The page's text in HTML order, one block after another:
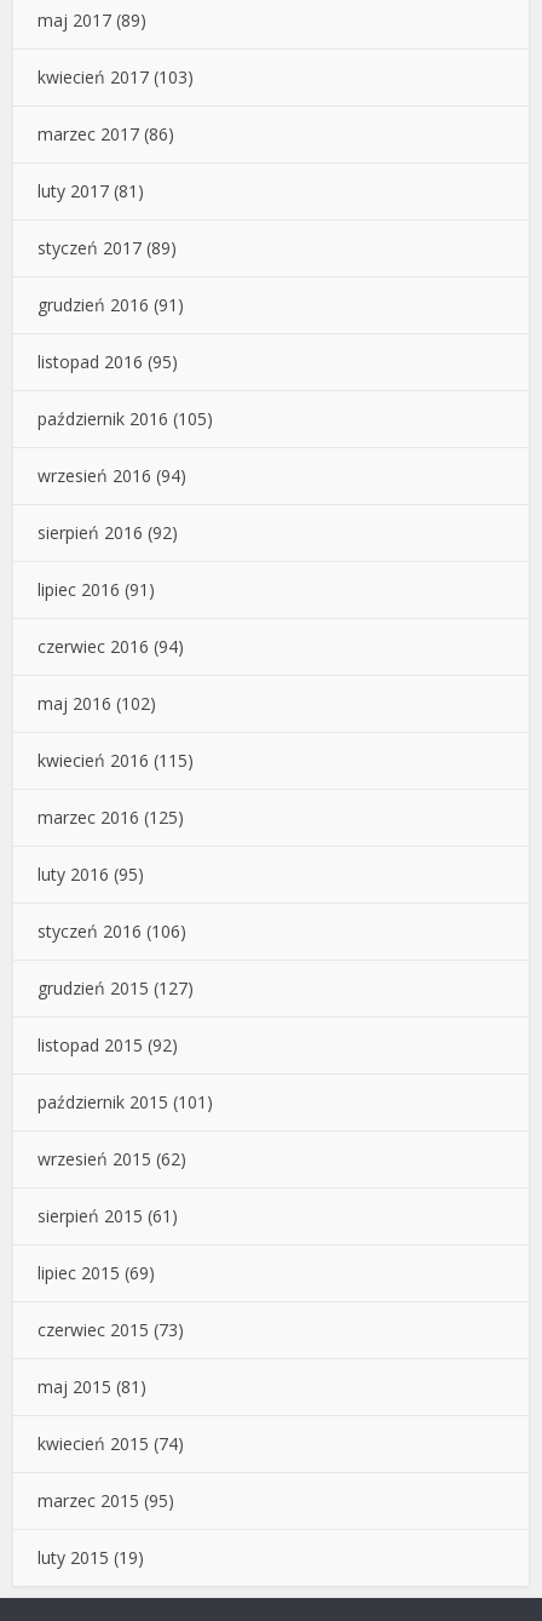
maj 2017 (89)
kwiecień 2017 (103)
marzec 2017 (86)
luty 2017 (81)
styczeń 2017 (89)
grudzień 2016 (91)
listopad 2016 (95)
październik 2016 (105)
wrzesień 2016 (94)
sierpień 2016 (92)
lipiec 2016 (91)
czerwiec 2016 (94)
maj 2016 (102)
kwiecień 2016 (115)
marzec 2016 (125)
luty 2016 (95)
styczeń 2016 (106)
grudzień 2015 (127)
listopad 2015 (92)
październik 2015 (101)
wrzesień 2015 (62)
sierpień 2015 (61)
lipiec 2015 (69)
czerwiec 2015 (73)
maj 2015 (81)
kwiecień 2015 (74)
marzec 2015 (95)
luty 2015 (19)